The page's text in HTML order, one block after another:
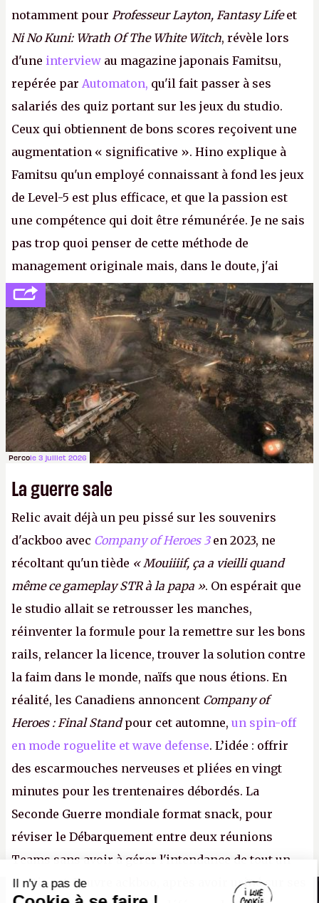
notamment pour Professeur Layton, Fantasy Lifeet
Ni No Kuni: Wrath Of The White Witch, révèle lors
d'une interview au magazine japonais Famitsu,
repérée par Automaton, qu'il fait passer à ses
salariés des quiz portant sur les jeux du studio.
Ceux qui obtiennent de bons scores reçoivent une
augmentation « significative ». Hino explique à
Famitsu qu'un employé connaissant à fond les jeux
de Level-5 est plus efficace, et que la passion est
une compétence qui doit être rémunérée. Je ne sais
pas trop quoi penser de cette méthode de
management originale mais, dans le doute, j'ai
décidé d'apprendre par cœur les 300 derniers
numéros deCanard PCavant de demander une
augmentation à Ivan Le Fou.A.
Percole 3 juillet 2026
La guerre sale
Relic avait déjà un peu pissé sur les souvenirs
d'ackboo avec Company of Heroes 3en 2023, ne
récoltant qu'un tiède « Mouiiiif, ça a vieilli quand
même ce gameplay STR à la papa ». On espérait que
le studio allait se retrousser les manches,
réinventer la formule pour la remettre sur les bons
rails, relancer la licence, trouver la solution contre
la faim dans le monde, naïfs que nous étions. En
réalité, les Canadiens annoncent Company of
Heroes : Final Standpour cet automne, un spin-off
en mode roguelite et wave defense. L’idée : offrir
des escarmouches nerveuses et pliées en vingt
minutes pour les trentenaires débordés. La
Seconde Guerre mondiale format snack, pour
réviser le Débarquement entre deux réunions
Teams sans avoir à gérer l'intendance de tout un
continent. Pauvre ackboo, après avoir uriné sur ses
Canard PC
Il n'y a pas de